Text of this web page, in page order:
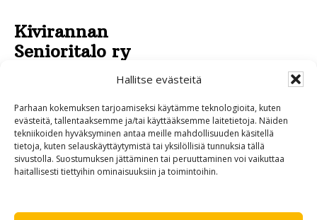
Hallitse evästeitä
Parhaan kokemuksen tarjoamiseksi käytämme teknologioita, kuten
evästeitä, tallentaaksemme ja/tai käyttääksemme laitetietoja. Näiden
tekniikoiden hyväksyminen antaa meille mahdollisuuden käsitellä
tietoja, kuten selauskäyttäytymistä tai yksilöllisiä tunnuksia tällä
sivustolla. Suostumuksen jättäminen tai peruuttaminen voi vaikuttaa
haitallisesti tiettyihin ominaisuuksiin ja toimintoihin.
Kivirannan
Senioritalo ry
040 532 4970
0400 534 595